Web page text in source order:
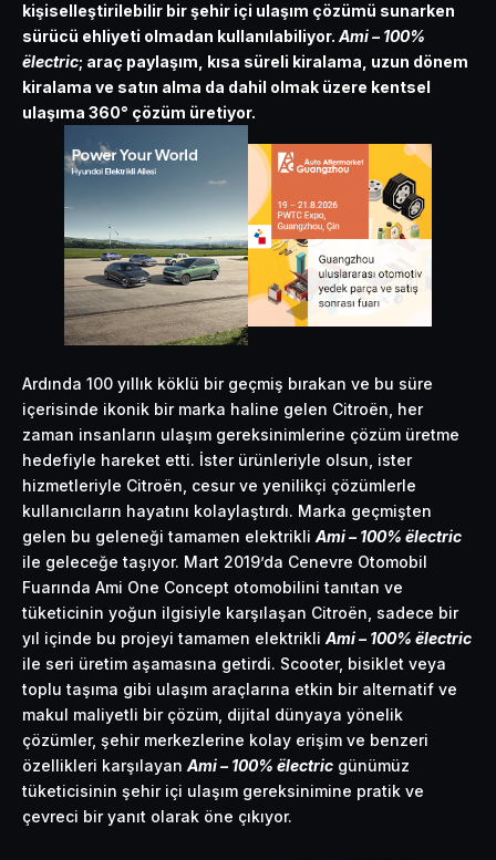
kişiselleştirilebilir bir şehir içi ulaşım çözümü sunarken
sürücü ehliyeti olmadan kullanılabiliyor. Ami – 100%
ëlectric; araç paylaşım, kısa süreli kiralama, uzun dönem
kiralama ve satın alma da dahil olmak üzere kentsel
ulaşıma 360° çözüm üretiyor.
Ardında 100 yıllık köklü bir geçmiş bırakan ve bu süre
içerisinde ikonik bir marka haline gelen Citroën, her
zaman insanların ulaşım gereksinimlerine çözüm üretme
hedefiyle hareket etti. İster ürünleriyle olsun, ister
hizmetleriyle Citroën, cesur ve yenilikçi çözümlerle
kullanıcıların hayatını kolaylaştırdı. Marka geçmişten
gelen bu geleneği tamamen elektrikli Ami – 100% ëlectric
ile geleceğe taşıyor. Mart 2019’da Cenevre Otomobil
Fuarında Ami One Concept otomobilini tanıtan ve
tüketicinin yoğun ilgisiyle karşılaşan Citroën, sadece bir
yıl içinde bu projeyi tamamen elektrikli Ami – 100% ëlectric
ile seri üretim aşamasına getirdi. Scooter, bisiklet veya
toplu taşıma gibi ulaşım araçlarına etkin bir alternatif ve
makul maliyetli bir çözüm, dijital dünyaya yönelik
çözümler, şehir merkezlerine kolay erişim ve benzeri
özellikleri karşılayan Ami – 100% ëlectric günümüz
tüketicisinin şehir içi ulaşım gereksinimine pratik ve
çevreci bir yanıt olarak öne çıkıyor.